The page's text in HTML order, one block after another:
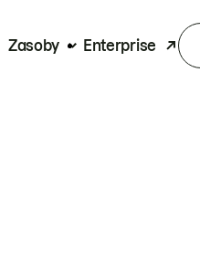
Zasoby Enterprise